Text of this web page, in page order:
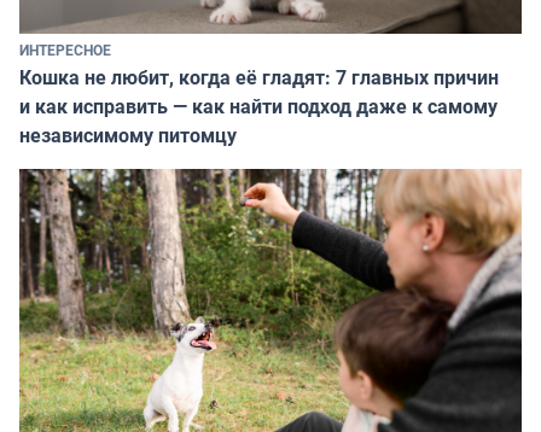
ИНТЕРЕСНОЕ
Кошка не любит, когда её гладят: 7 главных причин
и как исправить — как найти подход даже к самому
независимому питомцу